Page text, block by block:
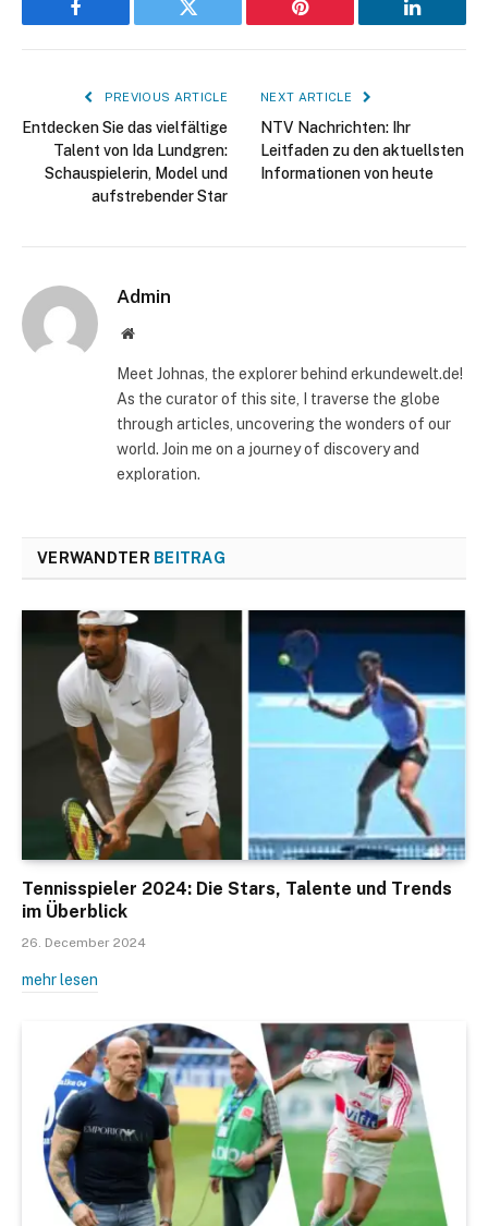
Facebook Twitter Pinterest LinkedIn
PREVIOUS ARTICLE
Entdecken Sie das vielfältige
Talent von Ida Lundgren:
Schauspielerin, Model und
aufstrebender Star
NEXT ARTICLE
NTV Nachrichten: Ihr
Leitfaden zu den aktuellsten
Informationen von heute
Admin
Website
Meet Johnas, the explorer behind erkundewelt.de!
As the curator of this site, I traverse the globe
through articles, uncovering the wonders of our
world. Join me on a journey of discovery and
exploration.
VERWANDTER BEITRAG
Tennisspieler 2024: Die Stars, Talente und Trends
im Überblick
26. December 2024
mehr lesen